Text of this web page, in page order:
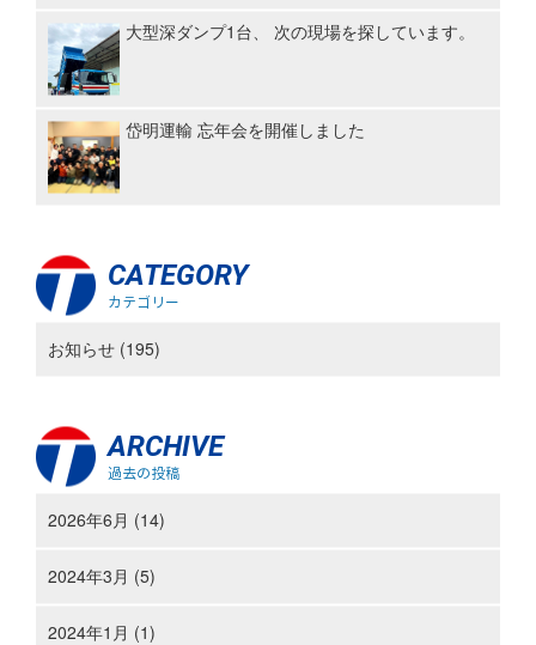
大型深ダンプ1台、 次の現場を探しています。
岱明運輸 忘年会を開催しました
CATEGORY
カテゴリー
お知らせ (195)
ARCHIVE
過去の投稿
2026年6月 (14)
2024年3月 (5)
2024年1月 (1)